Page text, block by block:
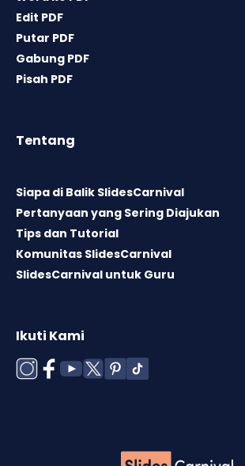
Edit PDF
Putar PDF
Gabung PDF
Pisah PDF
Tentang
Siapa di Balik SlidesCarnival
Pertanyaan yang Sering Diajukan
Tips dan Tutorial
Komunitas SlidesCarnival
SlidesCarnival untuk Guru
Ikuti Kami